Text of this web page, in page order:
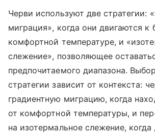
Черви используют две стратегии:
миграция», когда они двигаются к
комфортной температуре, и
слежение», позволяющее
предпочитаемого диапазона.
стратегии зависит от контекста:
градиентную миграцию, когда
от комфортной температуры, и
на изотермальное слежение, когда